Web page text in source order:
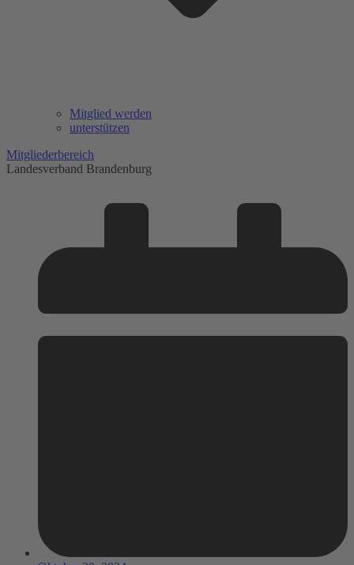
Mitglied werden
unterstützen
Mitgliederbereich
Landesverband Brandenburg